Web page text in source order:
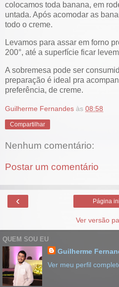
colocamos toda banana, em
untada. Após acomodar as
todo o creme.
Levamos para assar em forno
200°, até a superfície ficar
A sobremesa pode ser
preparação é ideal pra
preferência, de creme.
Guilherme Fernandes às 08:58
Compartilhar
Nenhum comentário:
Postar um comentário
‹ Página
Ver versão
QUEM SOU EU
Guilherme
Ver meu perfil